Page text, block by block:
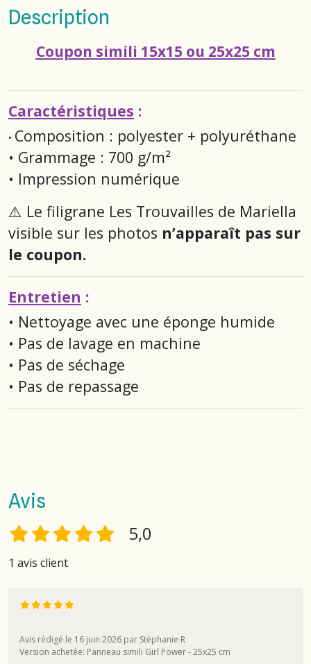
Description
Coupon simili 15x15 ou 25x25 cm
Caractéristiques :
• Composition : polyester + polyuréthane
• Grammage : 700 g/m²
• Impression numérique
⚠️ Le filigrane Les Trouvailles de Mariella
visible sur les photos n’apparaît pas sur
le coupon.
Entretien :
• Nettoyage avec une éponge humide
• Pas de lavage en machine
• Pas de séchage
• Pas de repassage
Avis
5,0
1 avis client
Avis rédigé le 16 juin 2026 par Stéphanie R
Version achetée: Panneau simili Girl Power - 25x25 cm